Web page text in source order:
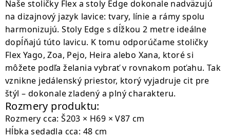
Naše stoličky Flex a stoly Edge dokonale nadväzujú
na dizajnový jazyk lavice: tvary, línie a rámy spolu
harmonizujú. Stoly Edge s dĺžkou 2 metre ideálne
dopĺňajú túto lavicu. K tomu odporúčame stoličky
Flex Yago, Zoa, Pejo, Heira alebo Xana, ktoré si
môžete podľa želania vybrať v rovnakom poťahu. Tak
vznikne jedálenský priestor, ktorý vyjadruje cit pre
štýl – dokonale zladený a plný charakteru.
Rozmery produktu:
Rozmery cca: Š203 × H69 × V87 cm
Hĺbka sedadla cca: 48 cm